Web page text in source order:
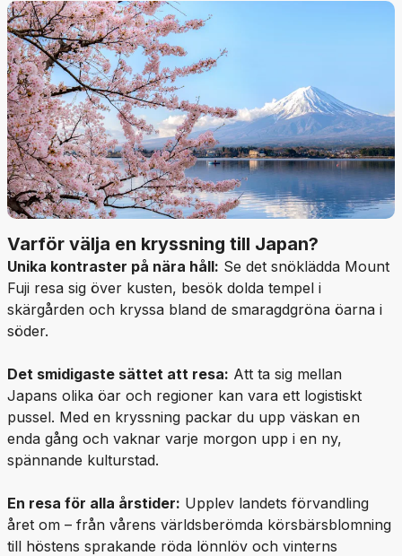
Varför välja en kryssning till Japan?
Unika kontraster på nära håll: Se det snöklädda Mount
Fuji resa sig över kusten, besök dolda tempel i
skärgården och kryssa bland de smaragdgröna öarna i
söder.
Det smidigaste sättet att resa: Att ta sig mellan
Japans olika öar och regioner kan vara ett logistiskt
pussel. Med en kryssning packar du upp väskan en
enda gång och vaknar varje morgon upp i en ny,
spännande kulturstad.
En resa för alla årstider: Upplev landets förvandling
året om – från vårens världsberömda körsbärsblomning
till höstens sprakande röda lönnlöv och vinterns